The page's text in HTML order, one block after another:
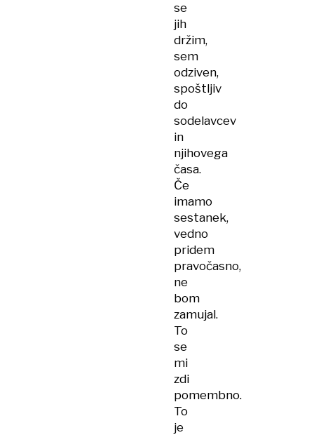
se
jih
držim,
sem
odziven,
spoštljiv
do
sodelavcev
in
njihovega
časa.
Če
imamo
sestanek,
vedno
pridem
pravočasno,
ne
bom
zamujal.
To
se
mi
zdi
pomembno.
To
je